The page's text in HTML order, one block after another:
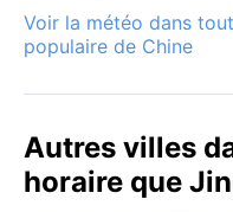
Voir la météo dans
populaire de Chine
Autres villes
horaire que